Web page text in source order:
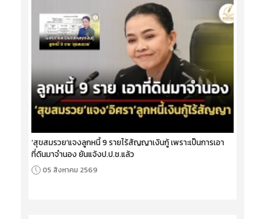
‘สุขสมรวย’แจงลูกหนี้ 9 รายไร้สัญญาเงินกู้ เพราะเป็นการเอา
ที่ดินมาจำนอง ยันแจ้งป.ป.ช.แล้ว
05 สิงหาคม 2569